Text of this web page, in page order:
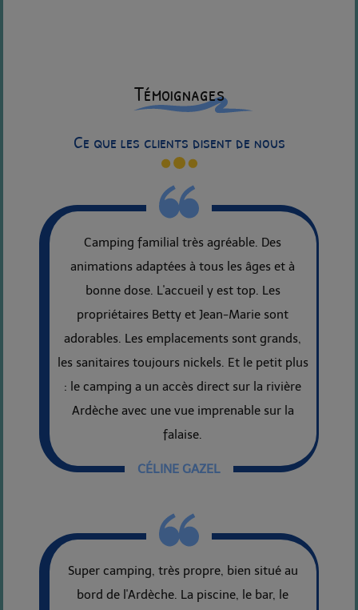
Témoignages
Ce que les clients disent de nous
Camping familial très agréable. Des
animations adaptées à tous les âges et à
bonne dose. L'accueil y est top. Les
propriétaires Betty et Jean-Marie sont
adorables. Les emplacements sont grands,
les sanitaires toujours nickels. Et le petit plus
: le camping a un accès direct sur la rivière
Ardèche avec une vue imprenable sur la
falaise.
CÉLINE GAZEL
Super camping, très propre, bien situé au
bord de l'Ardèche. La piscine, le bar, le